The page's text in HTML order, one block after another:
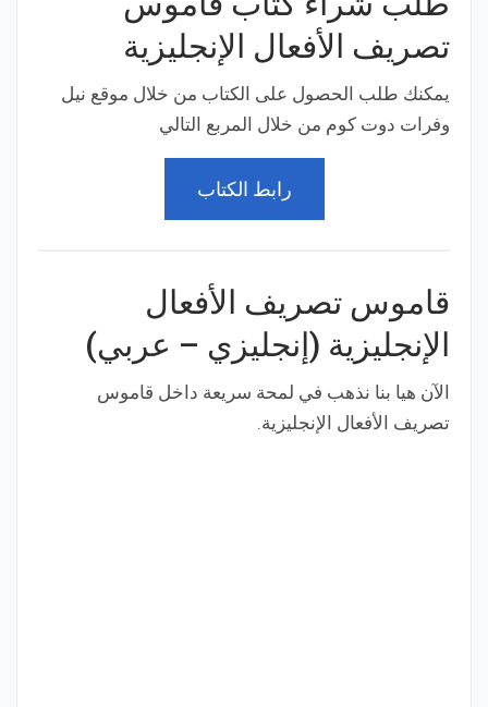
تصريف الأفعال الإنجليزية
يمكنك طلب الحصول على الكتاب من خلال موقع نيل
وفرات دوت كوم من خلال المربع التالي
رابط الكتاب
قاموس تصريف الأفعال
الإنجليزية (إنجليزي – عربي)
الآن هيا بنا نذهب في لمحة سريعة داخل قاموس
تصريف الأفعال الإنجليزية.